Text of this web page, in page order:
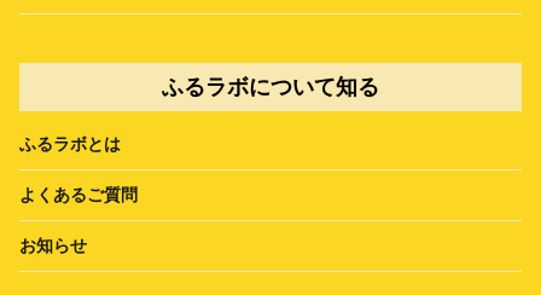
ふるラボについて知る
ふるラボとは
よくあるご質問
お知らせ